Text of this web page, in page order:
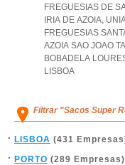
FREGUESIAS DE
IRIA DE AZOIA,
FREGUESIAS
AZOIA SAO JOAO
BOBADELA
LISBOA
Filtrar "Sacos Super
LISBOA (431
PORTO (289 Empresas)